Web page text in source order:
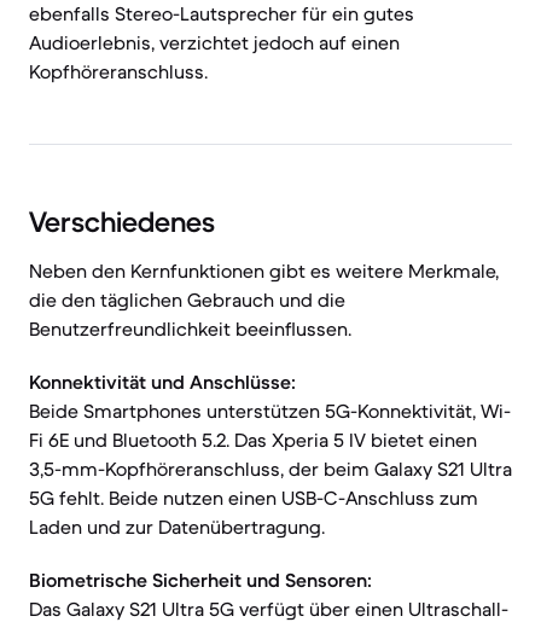
ebenfalls Stereo-Lautsprecher für ein gutes
Audioerlebnis, verzichtet jedoch auf einen
Kopfhöreranschluss.
Verschiedenes
Neben den Kernfunktionen gibt es weitere Merkmale,
die den täglichen Gebrauch und die
Benutzerfreundlichkeit beeinflussen.
Konnektivität und Anschlüsse:
Beide Smartphones unterstützen 5G-Konnektivität, Wi-
Fi 6E und Bluetooth 5.2. Das Xperia 5 IV bietet einen
3,5-mm-Kopfhöreranschluss, der beim Galaxy S21 Ultra
5G fehlt. Beide nutzen einen USB-C-Anschluss zum
Laden und zur Datenübertragung.
Biometrische Sicherheit und Sensoren:
Das Galaxy S21 Ultra 5G verfügt über einen Ultraschall-